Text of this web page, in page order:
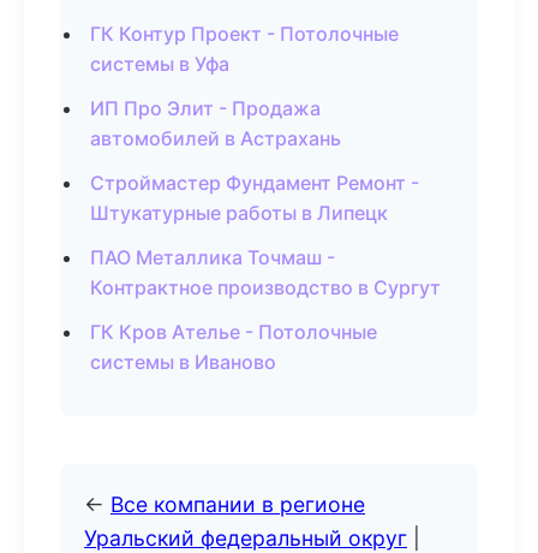
ГК Контур Проект - Потолочные
системы в Уфа
ИП Про Элит - Продажа
автомобилей в Астрахань
Строймастер Фундамент Ремонт -
Штукатурные работы в Липецк
ПАО Металлика Точмаш -
Контрактное производство в Сургут
ГК Кров Ателье - Потолочные
системы в Иваново
← Все компании в регионе
Уральский федеральный округ